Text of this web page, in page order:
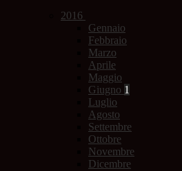
2016
Gennaio
Febbraio
Marzo
Aprile
Maggio
Giugno 1
Luglio
Agosto
Settembre
Ottobre
Novembre
Dicembre